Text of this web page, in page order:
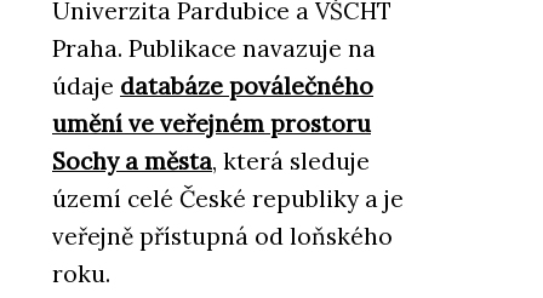
Univerzita Pardubice a VŠCHT
Praha. Publikace navazuje na
údaje databáze poválečného
umění ve veřejném prostoru
Sochy a města, která sleduje
území celé České republiky a je
veřejně přístupná od loňského
roku.